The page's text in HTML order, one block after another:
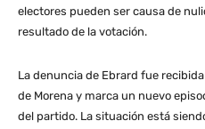
electores pueden ser causa de
resultado de la votación.
La denuncia de Ebrard fue
de Morena y marca un nuevo
del partido. La situación está